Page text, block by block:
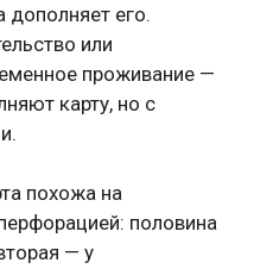
дополняет его.
или
проживание —
карту, но с
похожа на
половина
— у